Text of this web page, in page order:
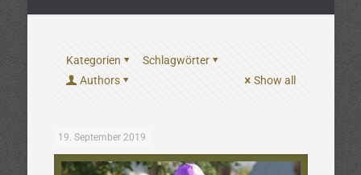
Kategorien
Schlagwörter
Authors
Show all
19. September 2019